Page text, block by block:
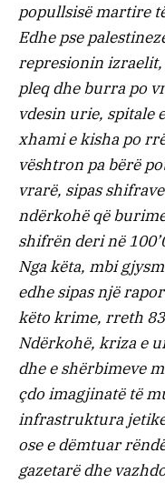
popullsisë martire
Edhe pse
represionin izraelit,
pleq dhe burra po
vdesin urie, spitale
xhami e kisha po
vështron pa bërë
vrarë, sipas
ndërkohë që
shifrën deri në
Nga këta, mbi
edhe sipas një
këto krime, rreth
Ndërkohë, kriza e
dhe e shërbimeve
çdo imagjinatë të
infrastruktura jetike
ose e dëmtuar
gazetarë dhe